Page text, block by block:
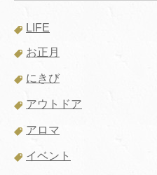
LIFE
お正月
にきび
アウトドア
アロマ
イベント